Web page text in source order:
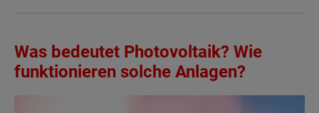
Was bedeutet Photovoltaik? Wie
funktionieren solche Anlagen?